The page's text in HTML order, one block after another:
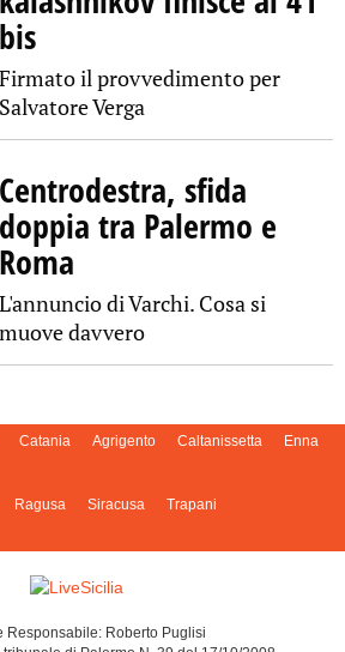
bis
Firmato il provvedimento per
Salvatore Verga
Centrodestra, sfida
doppia tra Palermo e
Roma
L'annuncio di Varchi. Cosa si
muove davvero
Catania Agrigento Caltanissetta Enna
Ragusa Siracusa Trapani
Responsabile: Roberto Puglisi